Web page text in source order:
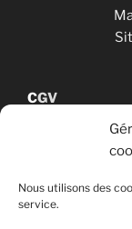
Nous utilisons des
service.
CGV